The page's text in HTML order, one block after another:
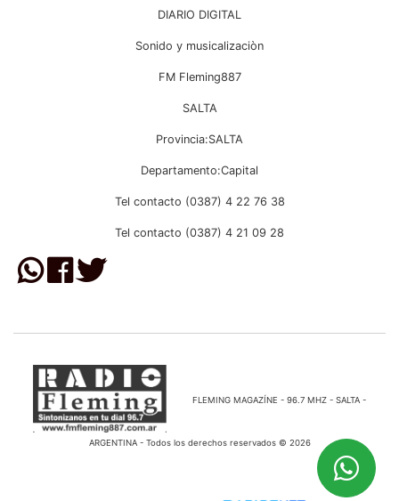
DIARIO DIGITAL
Sonido y musicalizaciòn
FM Fleming887
SALTA
Provincia:SALTA
Departamento:Capital
Tel contacto (0387) 4 22 76 38
Tel contacto (0387) 4 21 09 28
FLEMING MAGAZÍNE - 96.7 MHZ - SALTA -
ARGENTINA - Todos los derechos reservados © 2026